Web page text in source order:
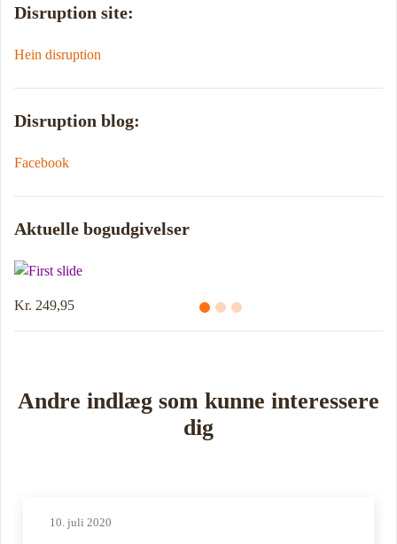
Disruption site:
Hein disruption
Disruption blog:
Facebook
Aktuelle bogudgivelser
Kr. 249,95
Andre indlæg som kunne interessere
dig
10. juli 2020